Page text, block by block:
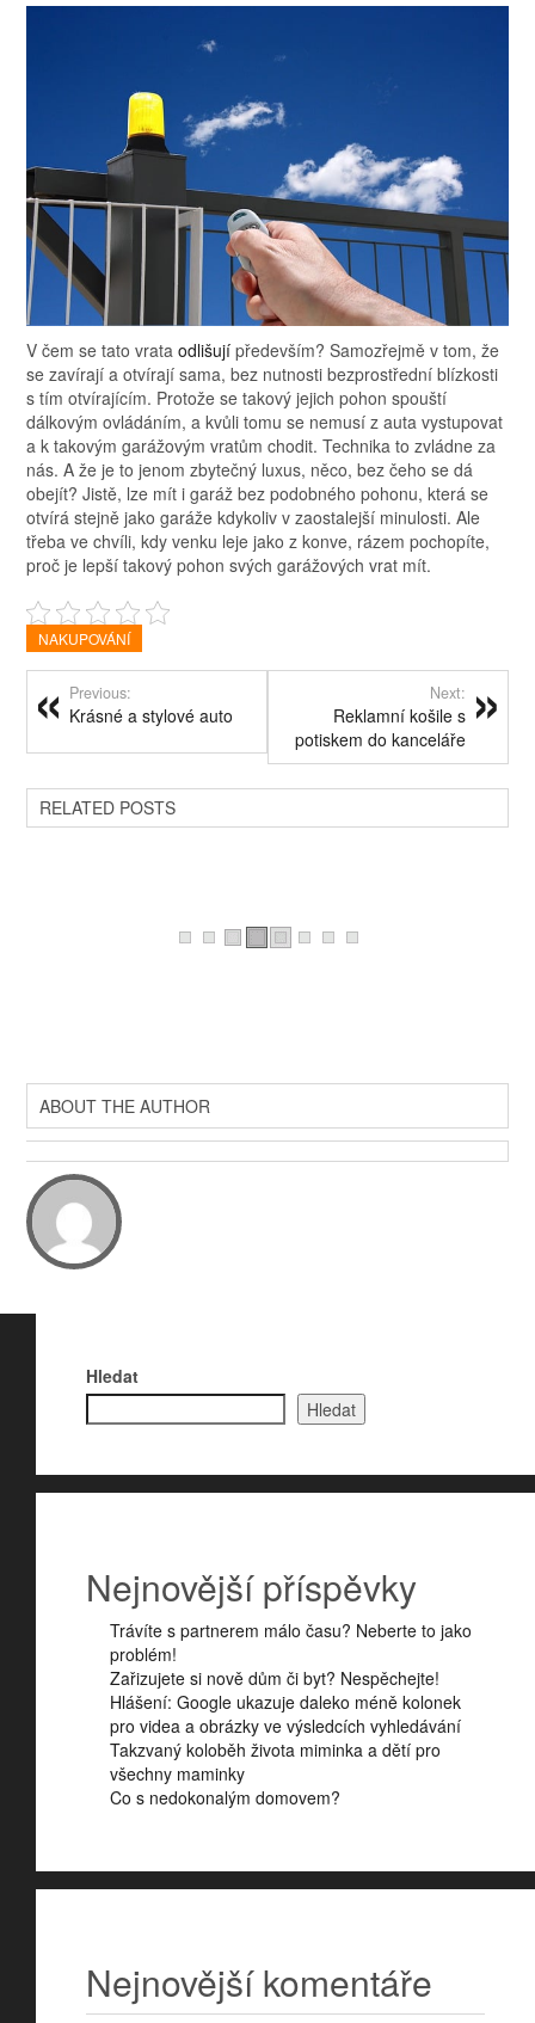
V čem se tato vrata odlišují především? Samozřejmě v tom, že
se zavírají a otvírají sama, bez nutnosti bezprostřední blízkosti
s tím otvírajícím. Protože se takový jejich pohon spouští
dálkovým ovládáním, a kvůli tomu se nemusí z auta vystupovat
a k takovým garážovým vratům chodit. Technika to zvládne za
nás.A že je to jenom zbytečný luxus, něco, bez čeho se dá
obejít? Jistě, lze mít i garáž bez podobného pohonu, která se
otvírá stejně jako garáže kdykoliv v zaostalejší minulosti. Ale
třeba ve chvíli, kdy venku leje jako z konve, rázem pochopíte,
proč je lepší takový pohon svých garážových vrat mít.
NAKUPOVÁNÍ
Previous:
Krásné a stylové auto
Next:
Reklamní košile s
potiskem do kanceláře
RELATED POSTS
ABOUT THE AUTHOR
Hledat
Hledat
Nejnovější příspěvky
Trávíte s partnerem málo času? Neberte to jako
problém!
Zařizujete si nově dům či byt? Nespěchejte!
Hlášení: Google ukazuje daleko méně kolonek
pro videa a obrázky ve výsledcích vyhledávání
Takzvaný koloběh života miminka a dětí pro
všechny maminky
Co s nedokonalým domovem?
Nejnovější komentáře